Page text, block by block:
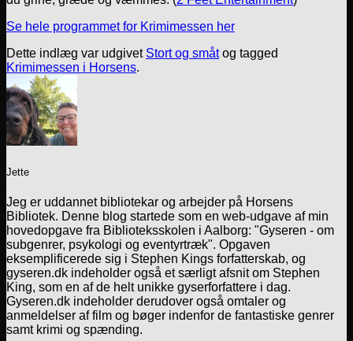
Se hele programmet for Krimimessen her
Dette indlæg var udgivet Stort og småtog tagged
Krimimessen i Horsens.
Jette
Jeg er uddannet bibliotekar og arbejder på Horsens
Bibliotek. Denne blog startede som en web-udgave af min
hovedopgave fra Biblioteksskolen i Aalborg: "Gyseren - om
subgenrer, psykologi og eventyrtræk". Opgaven
eksemplificerede sig i Stephen Kings forfatterskab, og
gyseren.dk indeholder også et særligt afsnit om Stephen
King, som en af de helt unikke gyserforfattere i dag.
Gyseren.dk indeholder derudover også omtaler og
anmeldelser af film og bøger indenfor de fantastiske genrer
samt krimi og spænding.